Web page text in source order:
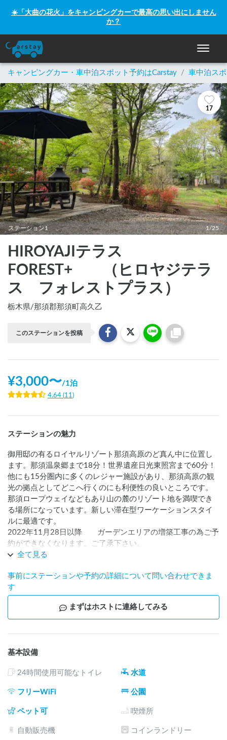
☀️「大曲の花火」をキャンピングカーで最高の思い出にしません
か？
ナビゲ
キャンピングカー・車中泊スポット予約はCarstay / 車中泊ス
17
ステーション1 1/25
HIROYAJIテラス
FOREST+ （ヒロヤジテラ
ス フォレストプラス）
栃木県/那須郡那須町高久乙
このステーションを投稿
¥3,000〜/1泊
4.64 (11 )
ステーションの魅力
御用邸の有るロイヤルリゾート那須高原のど真ん中に位置し
ます。那須温泉郷まで18分！世界遺産日光東照宮まで60分！
他にも15分圏内に多くのレジャー施設があり、那須高原の観
光の拠点としてどこへ行くのにも利便性の良いところです。
那須ロープウェイなどもあり山の麓のリゾート地を満喫でき
る場所になっています。新しい滞在型ワーケーションスタイ
ルに最適です。
2022年11月28日以降　　ガーデンエリアの増築工事の為ご予
約ができなくなります。ご了承下さい。
全て見る
事前にステーションや予約の詳細について問い合わせできま
す
まずはホストに連絡してみる
基本設備
24時間使用可能なトイレ 水道
フリーWiFi 公園
ペット可 喫煙所
自動販売機 コインランドリー